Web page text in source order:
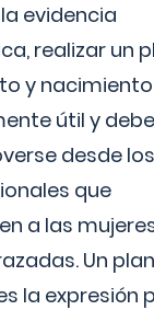
evidencia
realizar un
y
útil y
desde los
que
a las
Un
la expresión